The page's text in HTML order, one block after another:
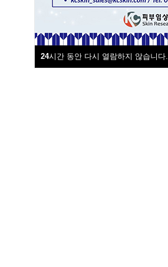
24시간 동안 다시 열람하지 않습니다.